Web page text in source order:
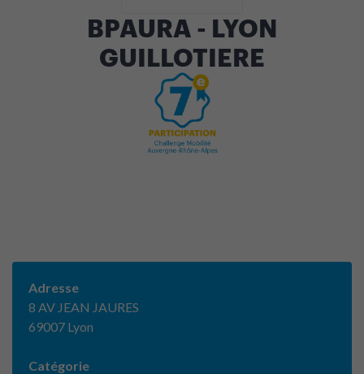
BPAURA - LYON
GUILLOTIERE
Adresse
8 AV JEAN JAURES
69007 Lyon
Catégorie